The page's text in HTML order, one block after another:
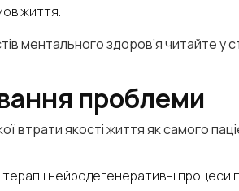
життя.
ментального здоров’я читайте у
проблеми
втрати якості життя як самого
нейродегенеративні